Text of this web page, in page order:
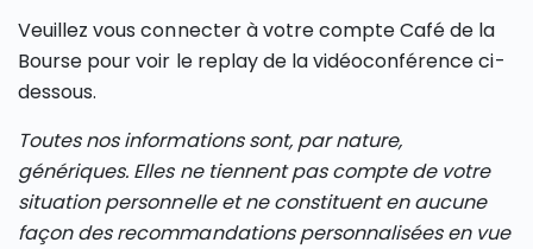
Veuillez vous connecter à votre compte Café de la
Bourse pour voir le replay de la vidéoconférence ci-
dessous.
Toutes nos informations sont, par nature,
génériques. Elles ne tiennent pas compte de votre
situation personnelle et ne constituent en aucune
façon des recommandations personnalisées en vue